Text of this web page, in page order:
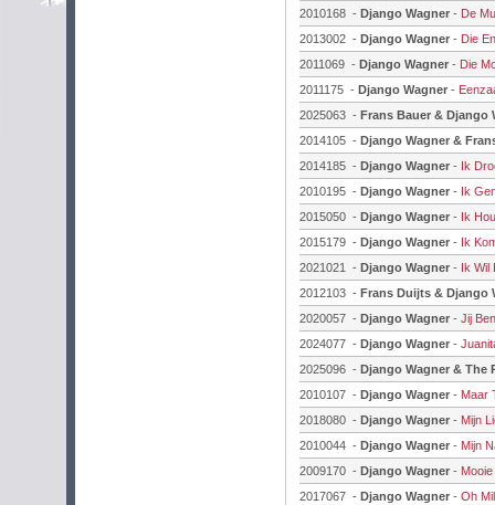
2010168 - Django Wagner - De
2013002 - Django Wagner - Die
2011069 - Django Wagner - Die
2011175 - Django Wagner -
2025063 - Frans Bauer & Django
2014105 - Django Wagner &
2014185 - Django Wagner - Ik
2010195 - Django Wagner - Ik
2015050 - Django Wagner - Ik
2015179 - Django Wagner - Ik
2021021 - Django Wagner - Ik Wil
2012103 - Frans Duijts & Django
2020057 - Django Wagner - Jij
2024077 - Django Wagner -
2025096 - Django Wagner & The
2010107 - Django Wagner - Maar
2018080 - Django Wagner - Mijn
2010044 - Django Wagner - Mijn
2009170 - Django Wagner -
2017067 - Django Wagner - Oh